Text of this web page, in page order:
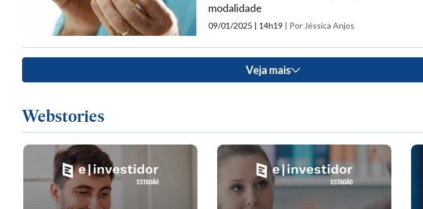
modalidade
09/01/2025 | 14h19 | Por Jéssica Anjos
Veja mais
Webstories